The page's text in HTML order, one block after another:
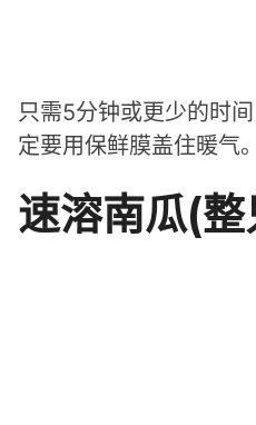
只需5分钟或更少的时
定要用保鲜膜盖住暖气
速溶南瓜(整